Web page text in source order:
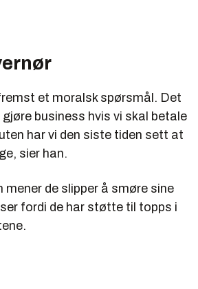
et moralsk spørsmål. Det
gjøre business hvis vi skal betale
har vi den siste tiden sett at
sier han.
mener de slipper å smøre sine
fordi de har støtte til topps i